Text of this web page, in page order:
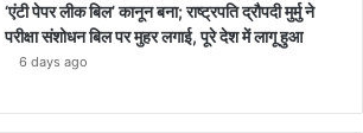
‘एंटी पेपर लीक बिल’ कानून बना; राष्ट्रपति द्रौपदी मुर्मु ने
परीक्षा संशोधन बिल पर मुहर लगाई, पूरे देश में लागू हुआ
6 days ago